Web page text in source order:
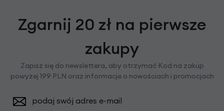
Zgarnij 20 zł na pierwsze
zakupy
Zapisz się do newslettera, aby otrzymać Kod na zakup
powyżej 199 PLN oraz informacje o nowościach i promocjach
podaj swój adres e-mail